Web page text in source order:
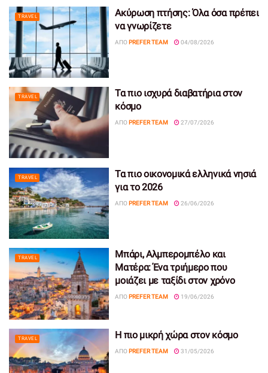
TRAVEL
Ακύρωση πτήσης: Όλα όσα πρέπει
να γνωρίζετε
ΑΠΌ PREFER TEAM 04/08/2026
TRAVEL
Τα πιο ισχυρά διαβατήρια στον
κόσμο
ΑΠΌ PREFER TEAM 27/07/2026
TRAVEL
Τα πιο οικονομικά ελληνικά νησιά
για το 2026
ΑΠΌ PREFER TEAM 26/06/2026
TRAVEL
Μπάρι, Αλμπερομπέλο και
Ματέρα: Ένα τριήμερο που
μοιάζει με ταξίδι στον χρόνο
ΑΠΌ PREFER TEAM 19/06/2026
TRAVEL Η πιο μικρή χώρα στον κόσμο
ΑΠΌ PREFER TEAM 31/05/2026